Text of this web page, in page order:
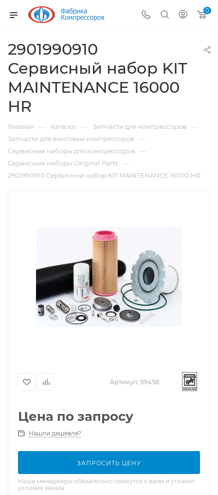
0
2901990910
Сервисный набор KIT
MAINTENANCE 16000
HR
Главная — Каталог — Запчасти для компрессоров —
Запчасти для винтовых компрессоров —
Сервисные наборы для компрессоров —
Сервисные наборы Original Parts —
2901990910 Сервисный набор KIT MAINTENANCE 16000 HR
Артикул: 59458
Цена по запросу
Нашли дешевле?
ЗАПРОСИТЬ ЦЕНУ
Наши менеджеры обязательно свяжутся с вами и уточнят
условия заказа